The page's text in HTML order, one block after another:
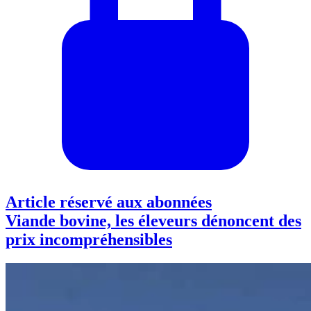
Article réservé aux abonnées
Viande bovine, les éleveurs dénoncent des
prix incompréhensibles